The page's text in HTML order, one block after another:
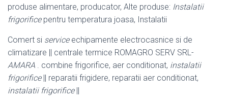
produse alimentare, producator, Alte produse: Instalatii
frigorificepentru temperatura joasa, Instalatii
Comert si serviceechipamente electrocasnice si de
climatizare || centrale termice ROMAGRO SERV SRL-
AMARA . combine frigorifice, aer conditionat, instalatii
frigorifice|| reparatii frigidere, reparatii aer conditionat,
instalatii frigorifice||